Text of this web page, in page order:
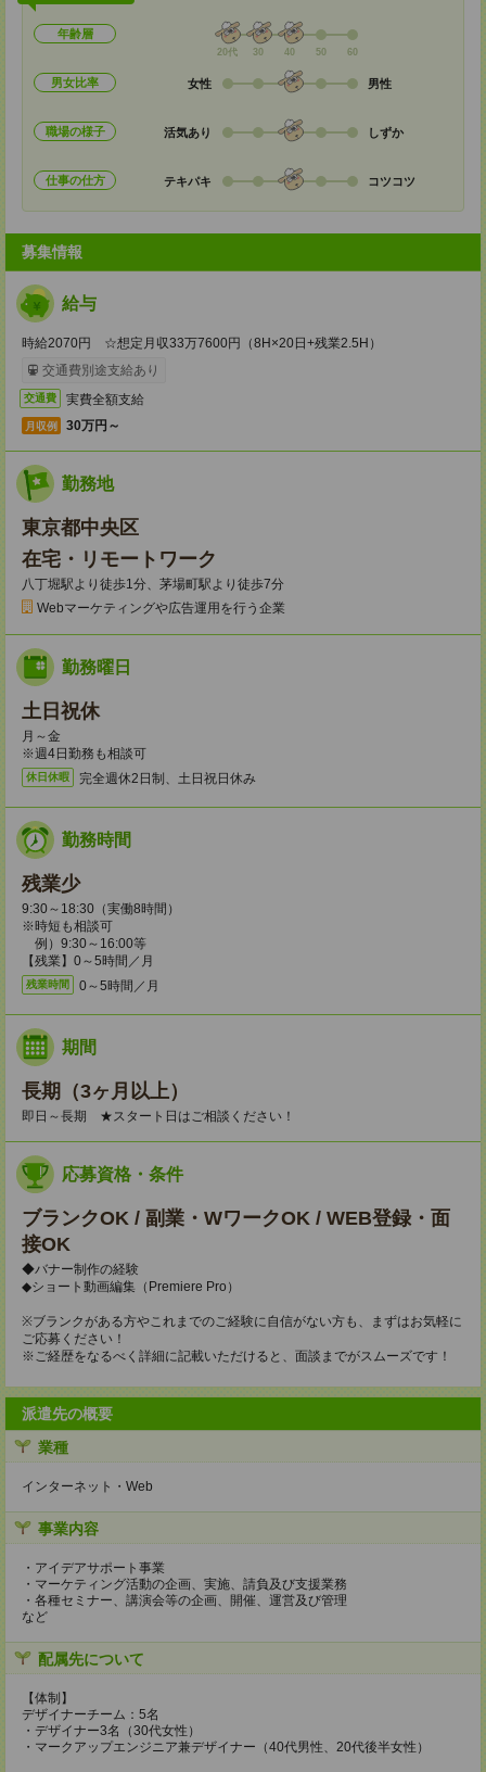
年齢層
20代 30 40 50 60
男女比率 女性 男性
職場の様子 活気あり しずか
仕事の仕方 テキパキ コツコツ
募集情報
給与
時給2070円 ☆想定月収33万7600円（8H×20日+残業2.5H）
交通費別途支給あり
交通費 実費全額支給
月収例 30万円～
勤務地
東京都中央区
在宅・リモートワーク
八丁堀駅より徒歩1分、茅場町駅より徒歩7分
Webマーケティングや広告運用を行う企業
勤務曜日
土日祝休
月～金
※週4日勤務も相談可
休日休暇 完全週休2日制、土日祝日休み
勤務時間
残業少
9:30～18:30（実働8時間）
※時短も相談可
例）9:30～16:00等
【残業】0～5時間／月
残業時間 0～5時間／月
期間
長期（3ヶ月以上）
即日～長期 ★スタート日はご相談ください！
応募資格・条件
ブランクOK / 副業・WワークOK / WEB登録・面
接OK
◆バナー制作の経験
◆ショート動画編集（Premiere Pro）
※ブランクがある方やこれまでのご経験に自信がない方も、まずはお気軽に
ご応募ください！
※ご経歴をなるべく詳細に記載いただけると、面談までがスムーズです！
派遣先の概要
業種
インターネット・Web
事業内容
・アイデアサポート事業
・マーケティング活動の企画、実施、請負及び支援業務
・各種セミナー、講演会等の企画、開催、運営及び管理
など
配属先について
【体制】
デザイナーチーム：5名
・デザイナー3名（30代女性）
・マークアップエンジニア兼デザイナー（40代男性、20代後半女性）